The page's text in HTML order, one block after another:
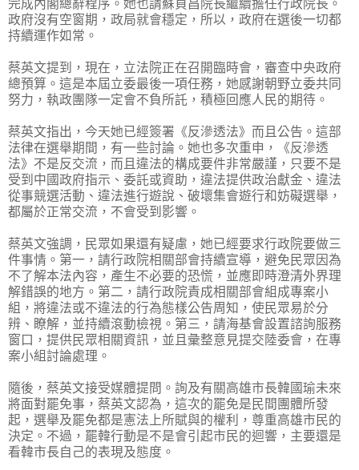
完成內閣總辭程序。她也請蘇貞昌院長繼續擔任行政院長。
政府沒有空窗期，政局就會穩定，所以，政府在選後一切都
持續運作如常。
蔡英文提到，現在，立法院正在召開臨時會，審查中央政府
總預算。這是本屆立委最後一項任務，她感謝朝野立委共同
努力，執政團隊一定會不負所託，積極回應人民的期待。
蔡英文指出，今天她已經簽署《反滲透法》而且公告。這部
法律在選舉期間，有一些討論。她也多次重申，《反滲透
法》不是反交流，而且違法的構成要件非常嚴謹，只要不是
受到中國政府指示、委託或資助，違法提供政治獻金、違法
從事競選活動、違法進行遊說、破壞集會遊行和妨礙選舉，
都屬於正常交流，不會受到影響。
蔡英文強調，民眾如果還有疑慮，她已經要求行政院要做三
件事情。第一，請行政院相關部會持續宣導，避免民眾因為
不了解本法內容，產生不必要的恐慌，並應即時澄清外界理
解錯誤的地方。第二，請行政院責成相關部會組成專案小
組，將違法或不違法的行為態樣公告周知，使民眾易於分
辨、瞭解，並持續滾動檢視。第三，請海基會設置諮詢服務
窗口，提供民眾相關資訊，並且彙整意見提交陸委會，在專
案小組討論處理。
隨後，蔡英文接受媒體提問。詢及有關高雄市長韓國瑜未來
將面對罷免事，蔡英文認為，這次的罷免是民間團體所發
起，選舉及罷免都是憲法上所賦與的權利，尊重高雄市民的
決定。不過，罷韓行動是不是會引起市民的迴響，主要還是
看韓市長自己的表現及態度。